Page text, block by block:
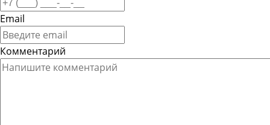
Email
Комментарий